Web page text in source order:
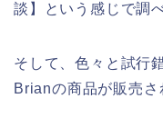
談】という感じで調
そして、色々と試行
Brianの商品が販売さ